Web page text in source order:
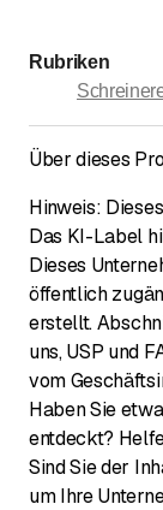
Rubriken
Über dieses
Hinweis:
Das KI-Label
Dieses
öffentlich
erstellt.
uns, USP und
vom
Haben Sie
entdeckt?
Sind Sie der
um Ihre